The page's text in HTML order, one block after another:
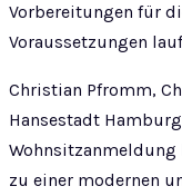
Vorbereitungen für
Voraussetzungen
Christian Pfromm,
Hansestadt
zu einer modernen